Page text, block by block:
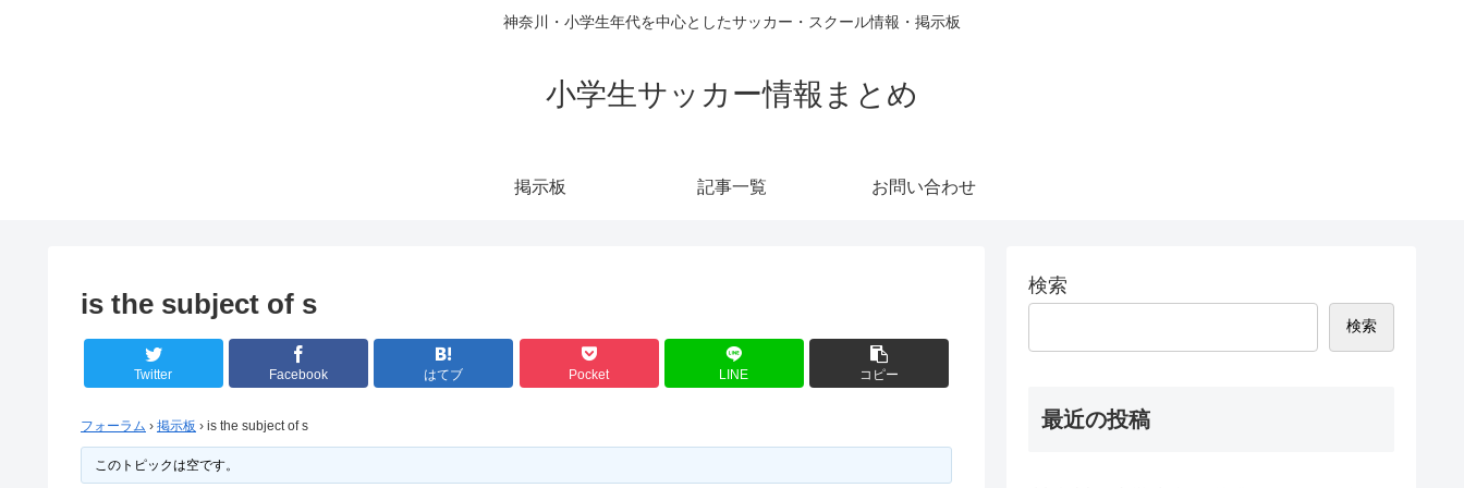
神奈川・小学生年代を中心としたサッカー・スクール情報・掲示板
小学生サッカー情報まとめ
掲示板 記事一覧 お問い合わせ
is the subject of s
Twitter Facebook はてブ Pocket LINE コピー
フォーラム › 掲示板 › is the subject of s
このトピックは空です。
検索
検索
最近の投稿